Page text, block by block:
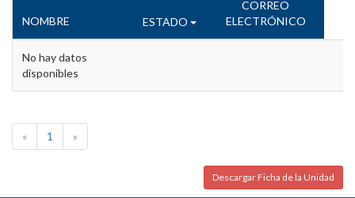
NOMBRE ESTADO
CORREO
ELECTRÓNICO
No hay datos
disponibles
« 1 »
Descargar Ficha de la Unidad